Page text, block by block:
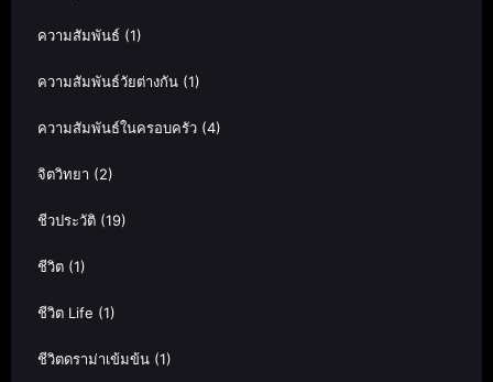
ความสัมพันธ์ (1)
ความสัมพันธ์วัยต่างกัน (1)
ความสัมพันธ์ในครอบครัว (4)
จิตวิทยา (2)
ชีวประวัติ (19)
ชีวิต (1)
ชีวิต Life (1)
ชีวิตดราม่าเข้มข้น (1)